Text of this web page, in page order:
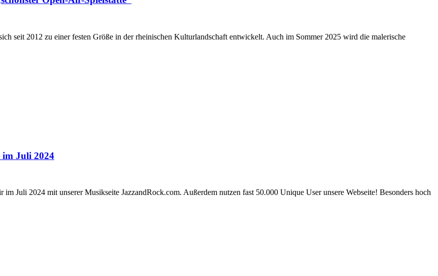
seit 2012 zu einer festen Größe in der rheinischen Kulturlandschaft entwickelt. Auch im Sommer 2025 wird die malerische
im Juli 2024
Juli 2024 mit unserer Musikseite JazzandRock.com. Außerdem nutzen fast 50.000 Unique User unsere Webseite! Besonders hoch